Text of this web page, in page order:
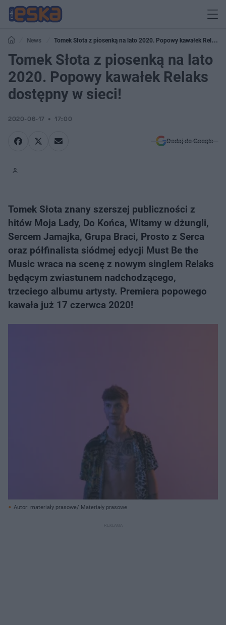
News
Tomek Słota z piosenką na lato 2020. Popowy kawałek Relaks
dostępny w sieci!
Tomek Słota z piosenką na lato
2020. Popowy kawałek Relaks
dostępny w sieci!
2020-06-17 17:00
Dodaj do Google
Tomek Słota znany szerszej publiczności z
hitów Moja Lady, Do Końca, Witamy w dżungli,
Sercem Jamajka, Grupa Braci, Prosto z Serca
oraz półfinalista siódmej edycji Must Be the
Music wraca na scenę z nowym singlem Relaks
będącym zwiastunem nadchodzącego,
trzeciego albumu artysty. Premiera popowego
kawała już 17 czerwca 2020!
Autor: materiały prasowe/ Materiały prasowe